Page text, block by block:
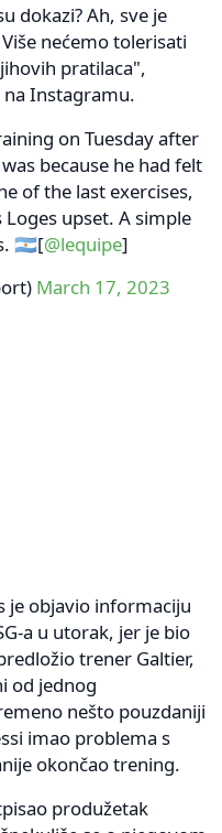
dokazi? Ah, sve je
nećemo tolerisati
pratilaca",
na Instagramu.
on Tuesday after
because he had felt
of the last exercises,
upset. A simple
🇦🇷[@lequipe]
March 17, 2023
je objavio informaciju
a u utorak, jer je bio
trener Galtier,
od jednog
nešto pouzdaniji
imao problema s
okončao trening.
produžetak